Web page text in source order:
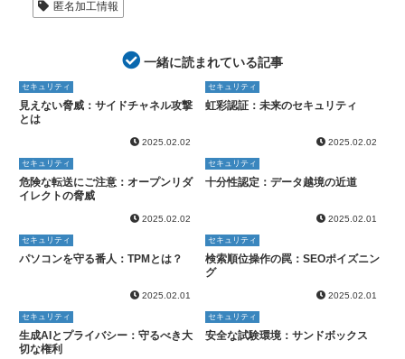
匿名加工情報
一緒に読まれている記事
セキュリティ
見えない脅威：サイドチャネル攻撃
とは
2025.02.02
セキュリティ
虹彩認証：未来のセキュリティ
2025.02.02
セキュリティ
危険な転送にご注意：オープンリダ
イレクトの脅威
2025.02.02
セキュリティ
十分性認定：データ越境の近道
2025.02.01
セキュリティ
パソコンを守る番人：TPMとは？
2025.02.01
セキュリティ
検索順位操作の罠：SEOポイズニン
グ
2025.02.01
セキュリティ
生成AIとプライバシー：守るべき大
切な権利
セキュリティ
安全な試験環境：サンドボックス